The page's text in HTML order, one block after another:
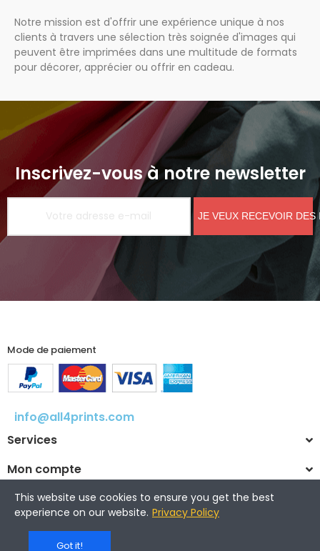
Notre mission est d'offrir une expérience unique à nos
clients à travers une sélection très soignée d'images qui
peuvent être imprimées dans une multitude de formats
pour décorer, apprécier ou offrir en cadeau.
Inscrivez-vous à notre newsletter
JE VEUX RECEVOIR
Mode de paiement
info@all4prints.com
Services
Mon compte
© 2025 All4prints.com
This website use cookies to ensure you get the best
experience on our website. Privacy Policy
Got it!